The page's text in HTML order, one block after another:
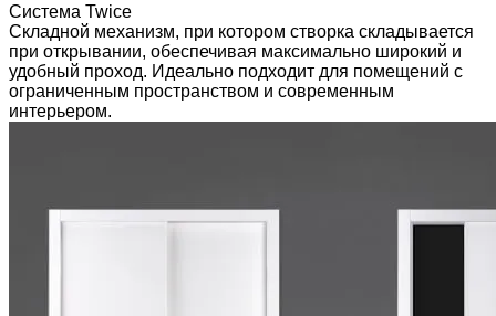
Система Twice
Складной механизм, при котором створка складывается
при открывании, обеспечивая максимально широкий и
удобный проход. Идеально подходит для помещений с
ограниченным пространством и современным
интерьером.